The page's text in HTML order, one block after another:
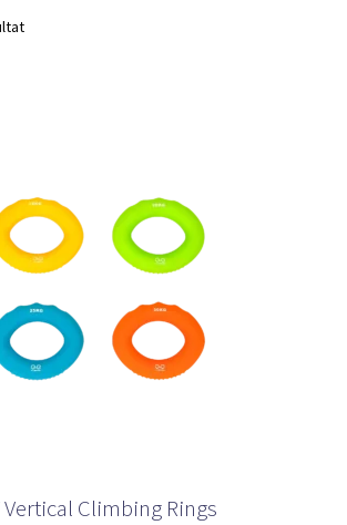
Vertical Climbing Rings